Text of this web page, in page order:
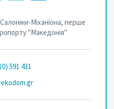
Міханіона, перше
"Македонія"
591 431